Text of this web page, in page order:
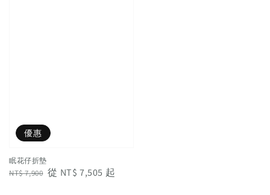
優惠
眠花仔折墊
Regular
NT$ 7,900 Sale
從 NT$ 7,505 起